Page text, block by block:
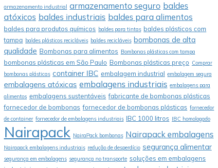
armazenamento industrial armazenamento seguro baldes
atóxicos baldes industriais baldes para alimentos
baldes para produtos químicos baldes para tintas baldes plásticos com
tampa baldes plásticos recicláveis baldes recicláveis bombonas de alta
qualidade Bombonas para alimentos Bombonas plásticas com tampa
bombonas plásticas em São Paulo Bombonas plásticas preço Comprar
bombonas plásticas container IBC embalagem industrial embalagem segura
embalagens atóxicas embalagens industriais embalagens para
alimentos embalagens sustentáveis fabricante de bombonas plásticas
fornecedor de bombonas fornecedor de bombonas plásticas fornecedor
de container fornecedor de embalagens industriais IBC 1000 litros IBC homologado
Nairapack NairaPack bombonas Nairapack embalagens
Nairapack embalagens industriais redução de desperdício segurança alimentar
segurança em embalagens segurança no transporte soluções em embalagens